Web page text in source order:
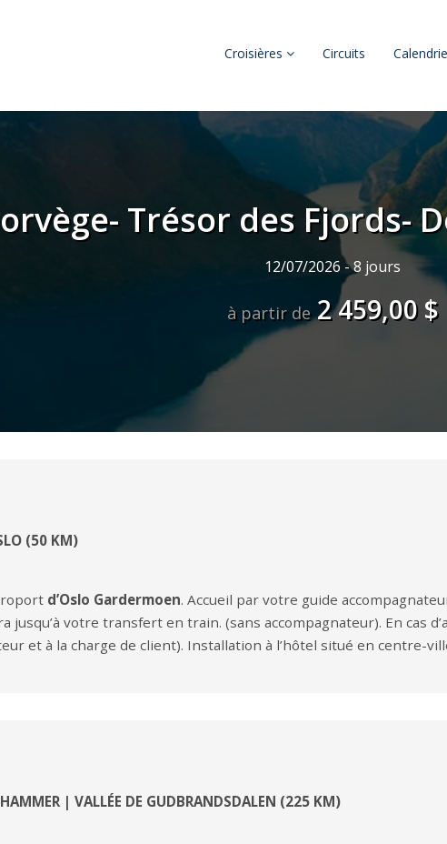
Croisières Circuits
Trésor des Fjords-
12/07/2026 - 8 jours
à partir de2 459,00 $
(50 KM)
d’Oslo Gardermoen. Accueil par votre guide
jusqu’à votre transfert en train. (sans accompagnateur). En cas
et à la charge de client). Installation à l’hôtel situé en centre-
| VALLÉE DE GUDBRANDSDALEN (225 KM)